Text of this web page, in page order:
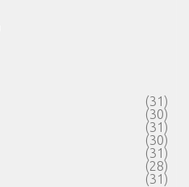
(31)
(30)
(31)
(30)
(31)
(28)
(31)